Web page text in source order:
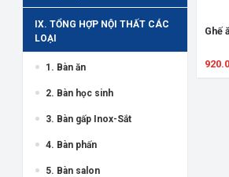
IX. TỔNG HỢP NỘI THẤT CÁC
LOẠI
1. Bàn ăn
2. Bàn học sinh
3. Bàn gấp Inox-Sắt
4. Bàn phấn
5. Bàn salon
Ghế